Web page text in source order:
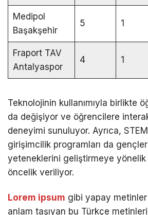
Medipol
Başakşehir
5 1
Fraport TAV
Antalyaspor
4 1
Teknolojinin kullanımıyla birlikte
da değişiyor ve öğrencilere
deneyimi sunuluyor. Ayrıca,
girişimcilik programları da
yeteneklerini geliştirmeye yönelik
öncelik veriliyor.
Lorem ipsum gibi yapay
anlam taşıyan bu Türkçe